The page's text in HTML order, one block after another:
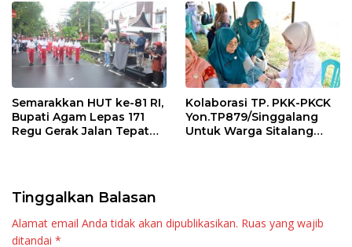
Semarakkan HUT ke-81 RI,
Bupati Agam Lepas 171
Regu Gerak Jalan Tepat
Kolaborasi TP. PKK-PKCK
Yon.TP879/Singgalang
Untuk Warga Sitalang
Tinggalkan Balasan
Alamat email Anda tidak akan dipublikasikan. Ruas yang wajib
ditandai *